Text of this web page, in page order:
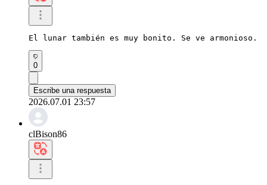
El lunar también es muy bonito. Se ve armonioso.
0
Escribe una respuesta
2026.07.01 23:57
clBison86